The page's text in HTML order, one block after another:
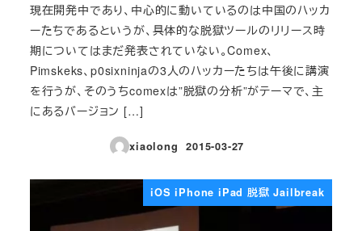
現在開発中であり、中心的に動いているのは中国のハッカ
ーたちであるというが、具体的な脱獄ツールのリリース時
期についてはまだ発表されていない。Comex、
Pimskeks、p0sixninjaの3人のハッカーたちは午後に講演
を行うが、そのうちcomexは”脱獄の分析”がテーマで、主
にあるバージョン […]
xiaolong
投稿日
2015-03-27
iOS iPhone iPad 脱獄 Jailbreak